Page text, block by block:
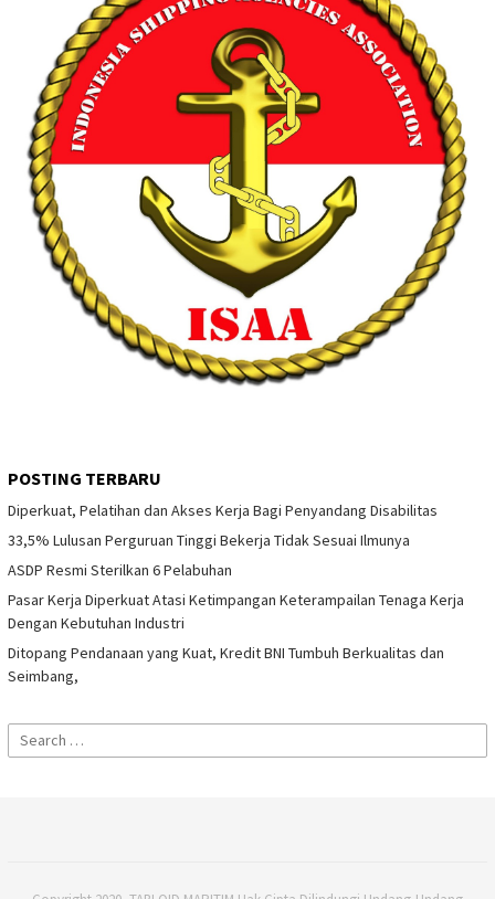
POSTING TERBARU
Diperkuat, Pelatihan dan Akses Kerja Bagi Penyandang Disabilitas
33,5% Lulusan Perguruan Tinggi Bekerja Tidak Sesuai Ilmunya
ASDP Resmi Sterilkan 6 Pelabuhan
Pasar Kerja Diperkuat Atasi Ketimpangan Keterampailan Tenaga Kerja
Dengan Kebutuhan Industri
Ditopang Pendanaan yang Kuat, Kredit BNI Tumbuh Berkualitas dan
Seimbang,
Search
for: